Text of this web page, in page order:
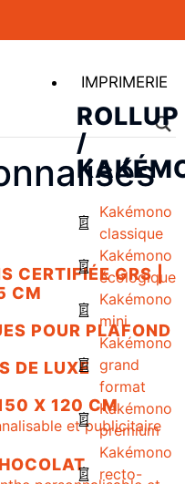
IMPRIMERIE
ROLLUP
/
Kakémono
classique
Kakémono
écologique
Kakémono
mini
Kakémono
grand
format
Kakémono
premium
Kakémono
recto-
CERTIFIÉE GRS |
CM
POUR PLAFOND
DE LUXE
X 120 CM